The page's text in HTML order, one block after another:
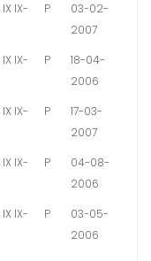
IX-
P
03-02-
2007
IX-
P
18-04-
2006
IX-
P
17-03-
2007
IX-
P
04-08-
2006
IX-
P
03-05-
2006